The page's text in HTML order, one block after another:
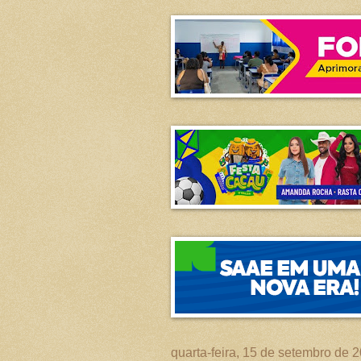
quarta-feira, 15 de setembro de